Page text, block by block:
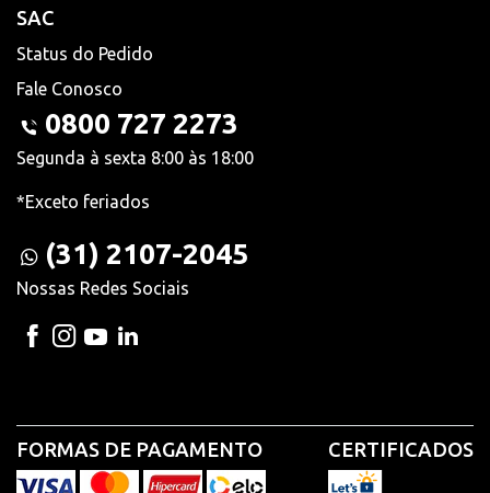
SAC
Status do Pedido
Fale Conosco
0800 727 2273
Segunda à sexta 8:00 às 18:00
*Exceto feriados
(31) 2107-2045
Nossas Redes Sociais
FORMAS DE PAGAMENTO CERTIFICADOS